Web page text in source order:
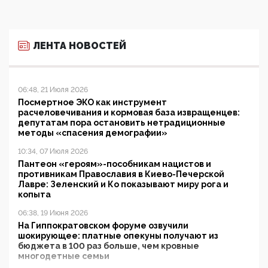
ЛЕНТА НОВОСТЕЙ
06:48, 21 Июля 2026
Посмертное ЭКО как инструмент
расчеловечивания и кормовая база извращенцев:
депутатам пора остановить нетрадиционные
методы «спасения демографии»
10:34, 07 Июля 2026
Пантеон «героям»-пособникам нацистов и
противникам Православия в Киево-Печерской
Лавре: Зеленский и Ко показывают миру рога и
копыта
06:38, 19 Июня 2026
На Гиппократовском форуме озвучили
шокирующее: платные опекуны получают из
бюджета в 100 раз больше, чем кровные
многодетные семьи